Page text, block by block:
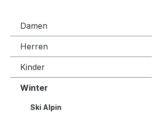
Damen
Herren
Kinder
Winter
Ski Alpin